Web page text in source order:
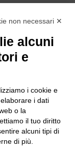
non necessari ✕
alcuni
e
i cookie e
i dati
o la
il tuo diritto
alcuni tipi di
di più.